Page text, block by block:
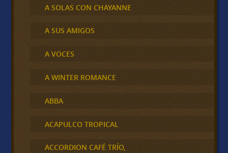
A SOLAS CON CHAYANNE
A SUS AMIGOS
A VOCES
A WINTER ROMANCE
ABBA
ACAPULCO TROPICAL
ACCORDION CAFÉ TRÍO,